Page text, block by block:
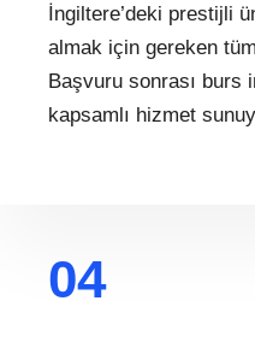
İngiltere’deki prestijli
almak için gereken
Başvuru sonrası burs
kapsamlı hizmet
04